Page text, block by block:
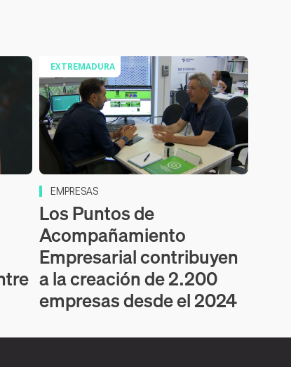
EXTREMADURA
EMPRESAS
Los Puntos de
Acompañamiento
Empresarial contribuyen
a la creación de 2.200
empresas desde el 2024